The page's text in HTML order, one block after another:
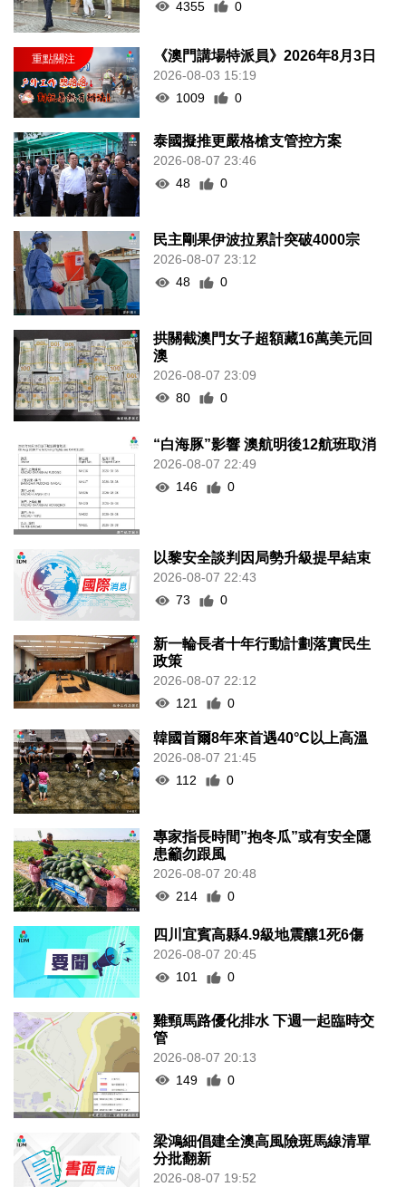
4355 0
《澳門講場特派員》2026年8月3日
2026-08-03 15:19
1009
0
泰國擬推更嚴格槍支管控方案
2026-08-07 23:46
48
0
民主剛果伊波拉累計突破4000宗
2026-08-07 23:12
48
0
拱關截澳門女子超額藏16萬美元回
澳
2026-08-07 23:09
80
0
“白海豚”影響 澳航明後12航班取消
2026-08-07 22:49
146
0
以黎安全談判因局勢升級提早結束
2026-08-07 22:43
73
0
新一輪長者十年行動計劃落實民生
政策
2026-08-07 22:12
121
0
韓國首爾8年來首遇40°C以上高溫
2026-08-07 21:45
112
0
專家指長時間”抱冬瓜”或有安全隱
患籲勿跟風
2026-08-07 20:48
214
0
四川宜賓高縣4.9級地震釀1死6傷
2026-08-07 20:45
101
0
雞頸馬路優化排水 下週一起臨時交
管
2026-08-07 20:13
149
0
梁鴻細倡建全澳高風險斑馬線清單
分批翻新
2026-08-07 19:52